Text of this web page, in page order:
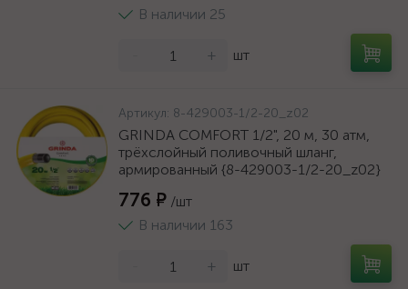
В наличии 25
+ шт
Артикул: 8-429003-1/2-20_z02
GRINDA COMFORT 1/2", 20 м, 30 атм,
трёхслойный поливочный шланг,
армированный {8-429003-1/2-20_z02}
776 ₽ /шт
В наличии 163
+ шт